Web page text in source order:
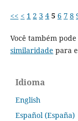
<< < 1 2 3 4 5 6 7 8
Você também pode
similaridade para
Idioma
English
Español (España)